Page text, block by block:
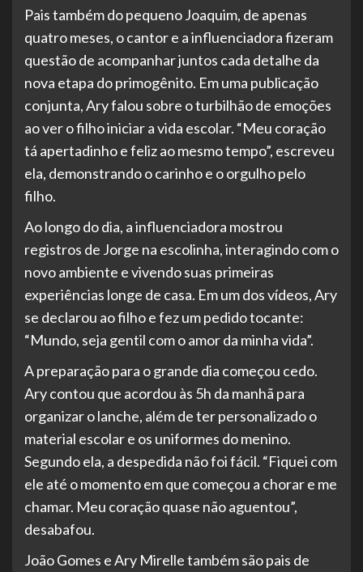
Pais também do pequeno Joaquim, de apenas
quatro meses, o cantor e a influenciadora fizeram
questão de acompanhar juntos cada detalhe da
nova etapa do primogênito. Em uma publicação
conjunta, Ary falou sobre o turbilhão de emoções
ao ver o filho iniciar a vida escolar. “Meu coração
tá apertadinho e feliz ao mesmo tempo”, escreveu
ela, demonstrando o carinho e o orgulho pelo
filho.
Ao longo do dia, a influenciadora mostrou
registros de Jorge na escolinha, interagindo com o
novo ambiente e vivendo suas primeiras
experiências longe de casa. Em um dos vídeos, Ary
se declarou ao filho e fez um pedido tocante:
“Mundo, seja gentil com o amor da minha vida”.
A preparação para o grande dia começou cedo.
Ary contou que acordou às 5h da manhã para
organizar o lanche, além de ter personalizado o
material escolar e os uniformes do menino.
Segundo ela, a despedida não foi fácil. “Fiquei com
ele até o momento em que começou a chorar e me
chamar. Meu coração quase não aguentou”,
desabafou.
João Gomes e Ary Mirelle também são pais de